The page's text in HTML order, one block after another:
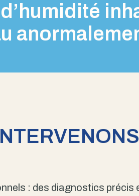
: des diagnostics précis